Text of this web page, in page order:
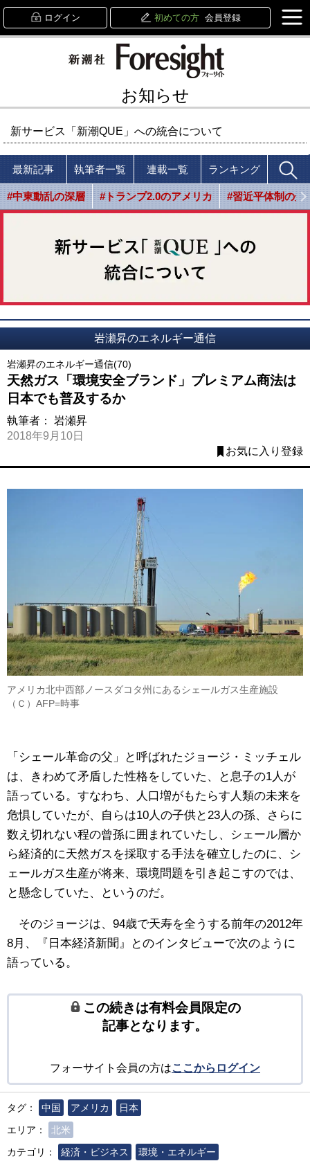
ログイン 初めての方 会員登録
お知らせ
新サービス「新潮QUE」への統合について
最新記事 執筆者一覧 連載一覧 ランキング
#中東動乱の深層 #トランプ2.0のアメリカ #習近平体制の光
岩瀬昇のエネルギー通信
岩瀬昇のエネルギー通信(70)
天然ガス「環境安全ブランド」プレミアム商法は
日本でも普及するか
執筆者： 岩瀬昇
2018年9月10日
お気に入り登録
アメリカ北中西部ノースダコタ州にあるシェールガス生産施設
（Ｃ）AFP=時事
「シェール革命の父」と呼ばれたジョージ・ミッチェル
は、きわめて矛盾した性格をしていた、と息子の1人が
語っている。すなわち、人口増がもたらす人類の未来を
危惧していたが、自らは10人の子供と23人の孫、さらに
数え切れない程の曾孫に囲まれていたし、シェール層か
ら経済的に天然ガスを採取する手法を確立したのに、シ
ェールガス生産が将来、環境問題を引き起こすのでは、
と懸念していた、というのだ。
そのジョージは、94歳で天寿を全うする前年の2012年
8月、『日本経済新聞』とのインタビューで次のように
語っている。
この続きは有料会員限定の
記事となります。
フォーサイト会員の方はここからログイン
タグ： 中国 アメリカ
日本
エリア：
北米
カテゴリ：
経済・ビジネス 環境・エネルギー